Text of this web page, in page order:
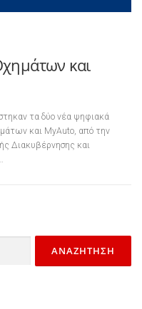
και
τα δύο νέα ψηφιακά
και MyAuto, από την
Διακυβέρνησης και